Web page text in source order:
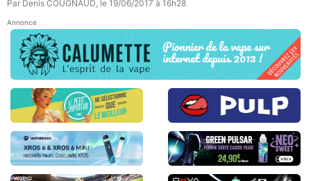
Par Denis COUGNAUD, le 19/06/2017 à 16h28
Annonce